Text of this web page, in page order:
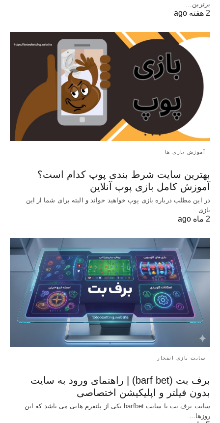
برترین…
2 هفته ago
آموزش بازی ها
بهترین سایت شرط بندی پوپ کدام است؟
آموزش کامل بازی پوپ آنلاین
در این مطلب درباره بازی پوپ خواهید خواند و البته برای شما از این
بازی…
2 ماه ago
سایت بازی انفجار
برف بت (barf bet) | راهنمای ورود به سایت
بدون فیلتر و اپلیکیشن اختصاصی
سایت برف بت یا سایت barfbet یکی از پلتفرم‌ هایی می باشد که این
روزها…